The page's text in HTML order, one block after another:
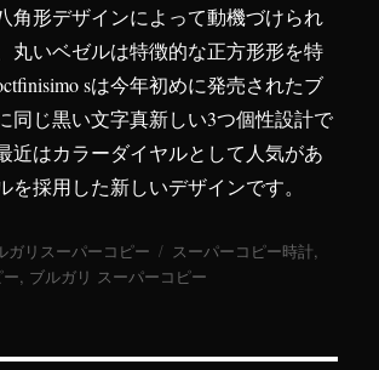
角形デザインによって動機づけられ
丸いベゼルは特徴的な正方形形を特
sは今年初めに発売されたブ
同じ黒い文字真新しい3つ個性設計で
近はカラーダイヤルとして人気があ
を採用した新しいデザインです。
ガリスーパーコピー
タ
グ
スーパーコピー時計,
, ブルガリ スーパーコピー